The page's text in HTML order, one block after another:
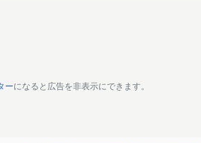
ーになると広告を非表示にできます。